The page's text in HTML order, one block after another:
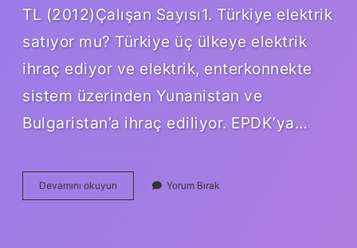
TL (2012)Çalışan Sayısı1. Türkiye elektrik
satıyor mu? Türkiye üç ülkeye elektrik
ihraç ediyor ve elektrik, enterkonnekte
sistem üzerinden Yunanistan ve
Bulgaristan’a ihraç ediliyor. EPDK’ya…
Devamını okuyun
Kim
Yorum Bırak